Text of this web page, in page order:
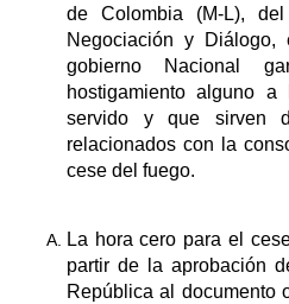
de Colombia (M-L),
Negociación y
gobierno Nacional
hostigamiento alguno
servido y que sirven
relacionados con la
cese del fuego.
La hora cero para el
partir de la aprobación
República al documento